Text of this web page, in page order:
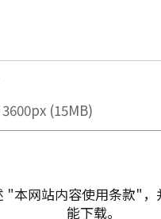
(15MB)
"本网站内容使用条款"，
能下载。